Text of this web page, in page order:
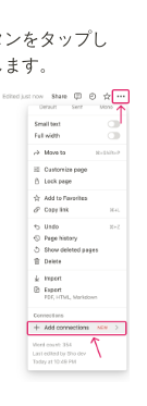
をタップし
す。